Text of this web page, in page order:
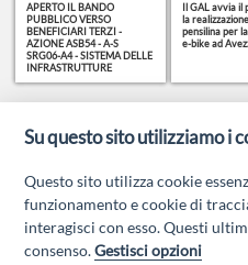
APERTO IL BANDO
PUBBLICO VERSO
BENEFICIARI TERZI -
AZIONE ASB54 - A-S
SRG06-A4 - SISTEMA DELLE
INFRASTRUTTURE
Il GAL avvia il
la
pensilina per
e-bike ad
SI E' SVOLTO IL
CONVEGNO RETI DI
IMPRESE ALLA 64^
EDIZIONE DELLA FIERA
DELL'AGRICOLTURA DI
LANCIANO
CONVEGNO
IMPRESA DEI
D'ABRUZZO
PUBBLICAZIONE AVVISO
PER LA ISTITUZIONE DI
UN ALBO DELLE RISORSE
UMANE
Pubblicazione
DOMANDA DI
N.
ATTIVITA'
Su questo sito utilizziamo i
Questo sito utilizza cookie
funzionamento e cookie di
interagisci con esso. Questi
consenso.Gestisci opzioni